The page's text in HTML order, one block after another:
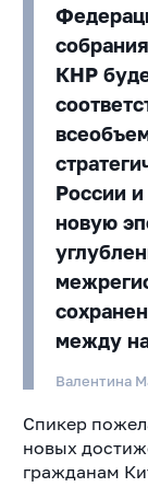
КНР
России
новую
между
Валентина
Спикер
новых
гражданам